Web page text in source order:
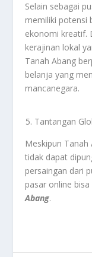
Selain sebagai
memiliki potensi
ekonomi kreatif.
kerajinan lokal
Tanah Abang
belanja yang
mancanegara.
Tantangan
Meskipun Tanah
tidak dapat
persaingan dari
pasar online
Abang.